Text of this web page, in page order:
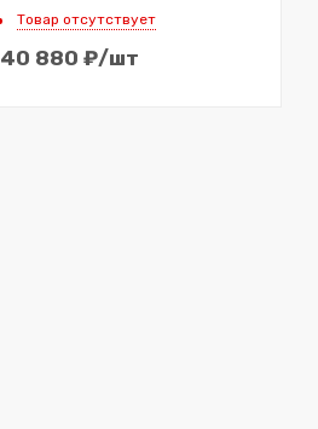
Товар отсутствует
40 880 ₽/шт